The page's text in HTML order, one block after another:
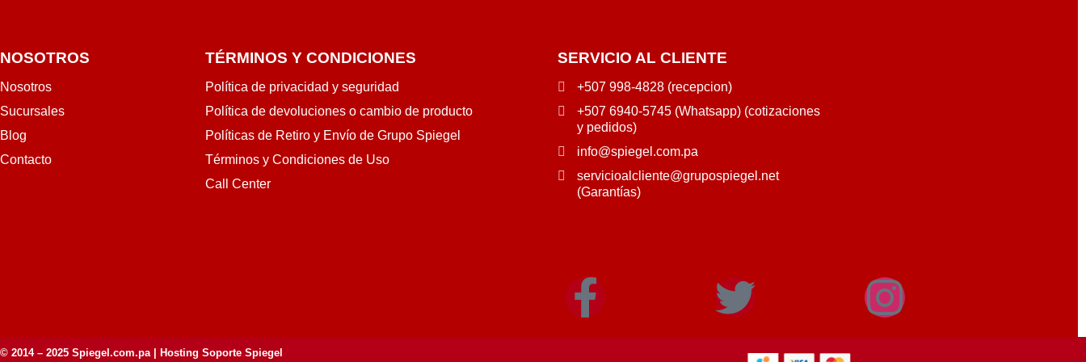
NOSOTROS
Nosotros
Sucursales
Blog
Contacto
TÉRMINOS Y CONDICIONES
Política de privacidad y seguridad
Política de devoluciones o cambio de producto
Políticas de Retiro y Envío de Grupo Spiegel
Términos y Condiciones de Uso
Call Center
SERVICIO AL CLIENTE
+507 998-4828 (recepcion)
+507 6940-5745 (Whatsapp) (cotizaciones
y pedidos)
info@spiegel.com.pa
servicioalcliente@grupospiegel.net
(Garantías)
© 2014 – 2025 Spiegel.com.pa| Hosting Soporte Spiegel